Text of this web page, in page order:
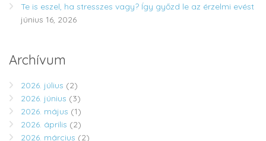
Te is eszel, ha stresszes vagy? Így győzd le az érzelmi evést
június 16, 2026
Archívum
2026. július (2)
2026. június (3)
2026. május (1)
2026. április (2)
2026. március (2)